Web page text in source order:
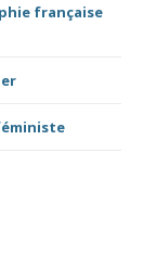
française